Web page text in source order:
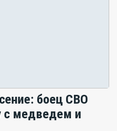
боец СВО
с медведем и